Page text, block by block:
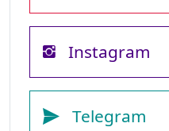
Instagram
Telegram